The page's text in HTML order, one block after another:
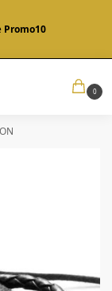
Promo10
0